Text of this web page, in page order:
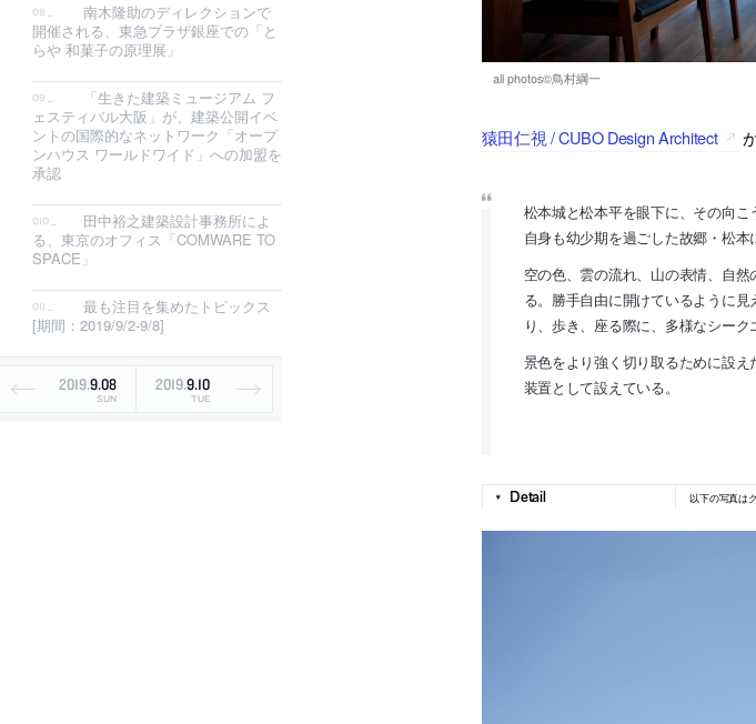
南木隆助のディレクションで
開催される、東急プラザ銀座での「と
らや 和菓子の原理展」
「生きた建築ミュージアム フ
ェスティバル大阪」が、建築公開イベ
ントの国際的なネットワーク「オープ
ンハウス ワールドワイド」への加盟を
承認
田中裕之建築設計事務所によ
る、東京のオフィス「COMWARE TO
SPACE」
最も注目を集めたトピックス
[期間：2019/9/2-9/8]
2019.9.08
SUN
2019.9.10
TUE
猿田仁視 / CUBO Design Architect
松本城と松本平を眼下に、その向こ
自身も幼少期を過ごした故郷・松本
空の色、雲の流れ、山の表情、自
る。勝手自由に開けているように
り、歩き、座る際に、多様なシーク
景色をより強く切り取るために設
装置として設えている。
以下の写真は